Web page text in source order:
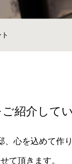
紹介してい
心を込めて作
て頂きます。